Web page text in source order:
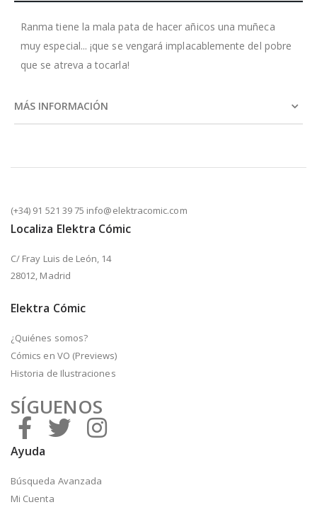
Ranma tiene la mala pata de hacer añicos una muñeca
muy especial... ¡que se vengará implacablemente del pobre
que se atreva a tocarla!
MÁS INFORMACIÓN
(+34) 91 521 39 75 info@elektracomic.com
Localiza Elektra Cómic
C/ Fray Luis de León, 14
28012, Madrid
Elektra Cómic
¿Quiénes somos?
Cómics en VO (Previews)
Historia de Ilustraciones
SÍGUENOS
Ayuda
Búsqueda Avanzada
Mi Cuenta